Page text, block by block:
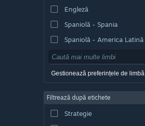
Engleză
Spaniolă - Spania
Spaniolă - America Latină
Gestionează preferințele de limbă
Filtrează după etichete
Strategie